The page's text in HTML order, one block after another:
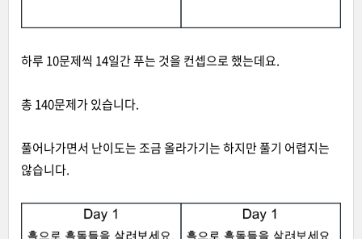
하루 10문제씩 14일간 푸는 것을 컨셉으로 했는데요.
총 140문제가 있습니다.
풀어나가면서 난이도는 조금 올라가기는 하지만 풀기 어렵지는
않습니다.